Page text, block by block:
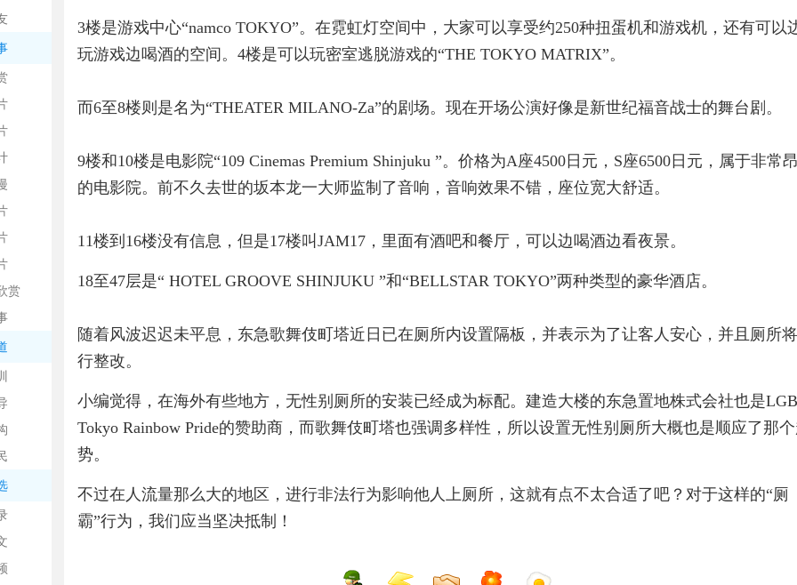
赏
3楼是游戏中心“namco TOKYO”。在霓虹灯空间中，大家可以享受约250种扭蛋机和游戏机，还有可以
玩游戏边喝酒的空间。4楼是可以玩密室逃脱游戏的“THE TOKYO MATRIX”。
而6至8楼则是名为“THEATER MILANO-Za”的剧场。现在开场公演好像是新世纪福音战士的舞台剧。
9楼和10楼是电影院“109 Cinemas Premium Shinjuku ”。价格为A座4500日元，S座6500日元，属于非常
的电影院。前不久去世的坂本龙一大师监制了音响，音响效果不错，座位宽大舒适。
11楼到16楼没有信息，但是17楼叫JAM17，里面有酒吧和餐厅，可以边喝酒边看夜景。
18至47层是“ HOTEL GROOVE SHINJUKU ”和“BELLSTAR TOKYO”两种类型的豪华酒店。
随着风波迟迟未平息，东急歌舞伎町塔近日已在厕所内设置隔板，并表示为了让客人安心，并且厕所
行整改。
小编觉得，在海外有些地方，无性别厕所的安装已经成为标配。建造大楼的东急置地株式会社也是
Tokyo Rainbow Pride的赞助商，而歌舞伎町塔也强调多样性，所以设置无性别厕所大概也是顺应了那
势。
不过在人流量那么大的地区，进行非法行为影响他人上厕所，这就有点不太合适了吧？对于这样的“厕
霸”行为，我们应当坚决抵制！